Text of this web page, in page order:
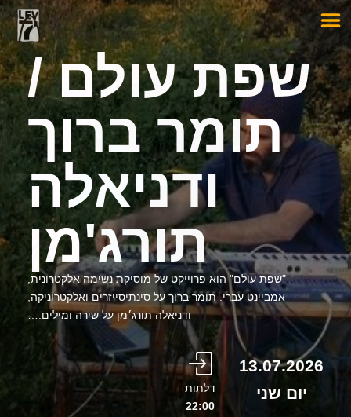
שפת עולם /
תומר ברוך
ודניאלה
תורג'מן
"שפת עולם" הוא פרוייקט של מוסיקת נשימה אלקטרונית,
אמביינט עברי. תומר ברוך על סינתיסייזרים ואלקטרוניקה,
ודניאלה תורג׳מן על שירה ומילים.…
13.07.2026
יום שני
דלתות
22:00